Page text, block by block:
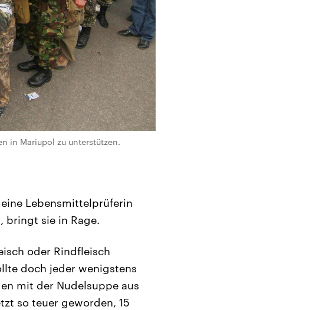
in Mariupol zu unterstützen.
Lebensmittelprüferin
bringt sie in Rage.
oder Rindfleisch
doch jeder wenigstens
mit der Nudelsuppe aus
so teuer geworden, 15